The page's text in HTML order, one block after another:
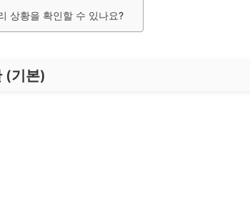
상황을 확인할 수 있나요?
(기본)